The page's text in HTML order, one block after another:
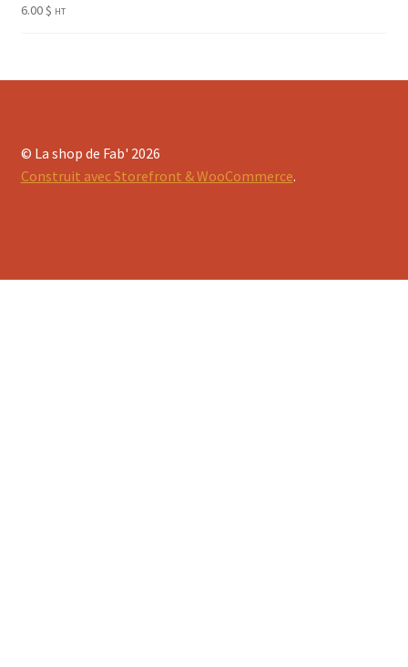
6.00$ HT
© La shop de Fab' 2026
Construit avec Storefront & WooCommerce.